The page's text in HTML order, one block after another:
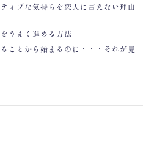
ィブな気持ちを恋人に言えない理由
うまく進める方法
ことから始まるのに・・・それが見